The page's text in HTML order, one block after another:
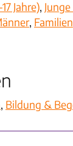
Jahre),
, Familien
, Bildung &